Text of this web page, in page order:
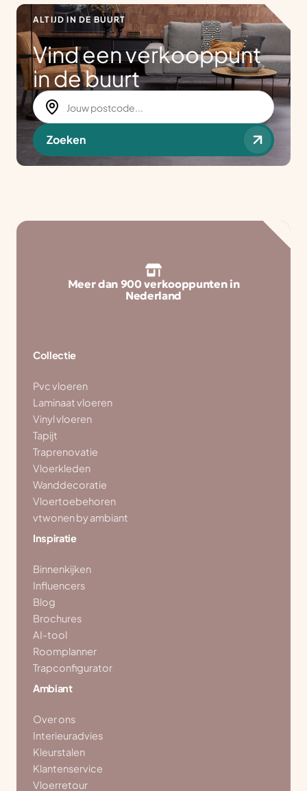
ALTIJD IN DE BUURT
Vind een verkooppunt
in de buurt
Zoeken
Meer dan 900 verkooppunten in
Nederland
Collectie
Pvc vloeren
Laminaat vloeren
Vinyl vloeren
Tapijt
Traprenovatie
Vloerkleden
Wanddecoratie
Vloertoebehoren
vtwonen by ambiant
Inspiratie
Binnenkijken
Influencers
Blog
Brochures
AI-tool
Roomplanner
Trapconfigurator
Ambiant
Over ons
Interieuradvies
Kleurstalen
Klantenservice
Vloerretour